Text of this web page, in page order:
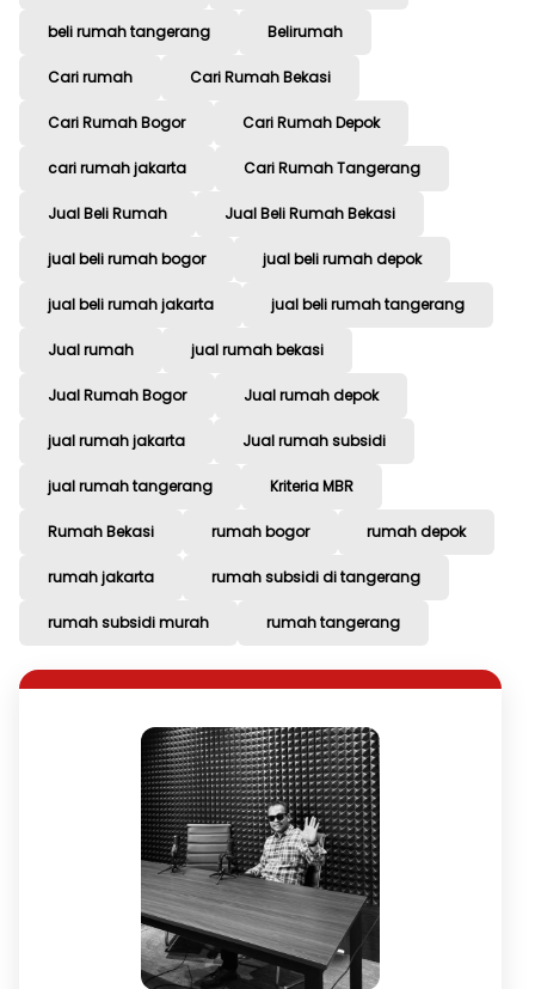
beli rumah tangerang Belirumah
Cari rumah Cari Rumah Bekasi
Cari Rumah Bogor Cari Rumah Depok
cari rumah jakarta Cari Rumah Tangerang
Jual Beli Rumah Jual Beli Rumah Bekasi
jual beli rumah bogor jual beli rumah depok
jual beli rumah jakarta jual beli rumah tangerang
Jual rumah jual rumah bekasi
Jual Rumah Bogor Jual rumah depok
jual rumah jakarta Jual rumah subsidi
jual rumah tangerang Kriteria MBR
Rumah Bekasi rumah bogor rumah depok
rumah jakarta rumah subsidi di tangerang
rumah subsidi murah rumah tangerang